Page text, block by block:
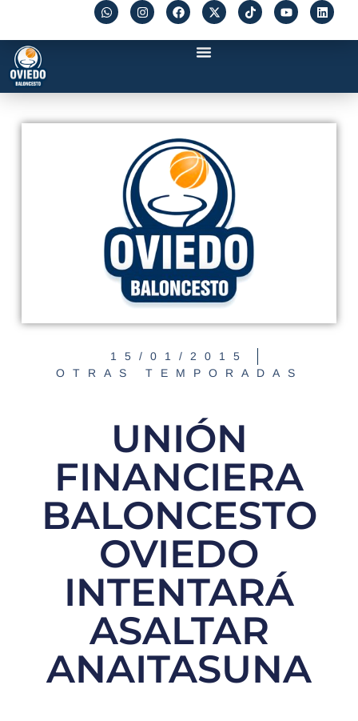
15/01/2015
OTRAS TEMPORADAS
UNIÓN
FINANCIERA
BALONCESTO
OVIEDO
INTENTARÁ
ASALTAR
ANAITASUNA